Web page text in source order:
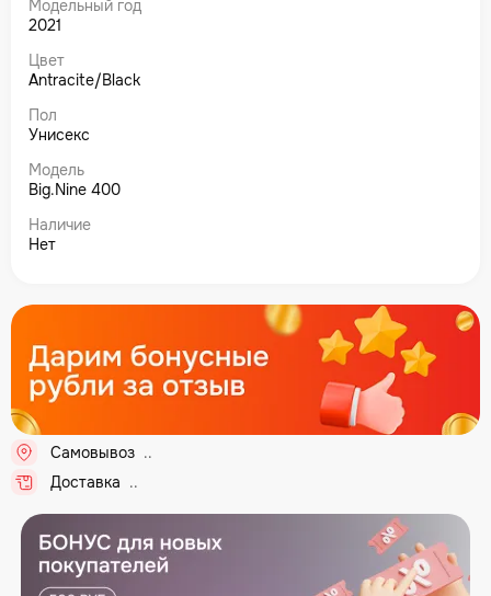
Модельный год
2021
Цвет
Antracite/Black
Пол
Унисекс
Модель
Big.Nine 400
Наличие
Нет
Самовывоз ..
Доставка ..